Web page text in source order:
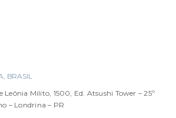
BRASIL
Leônia Milito, 1500, Ed. Atsushi Tower – 25º
– Londrina – PR